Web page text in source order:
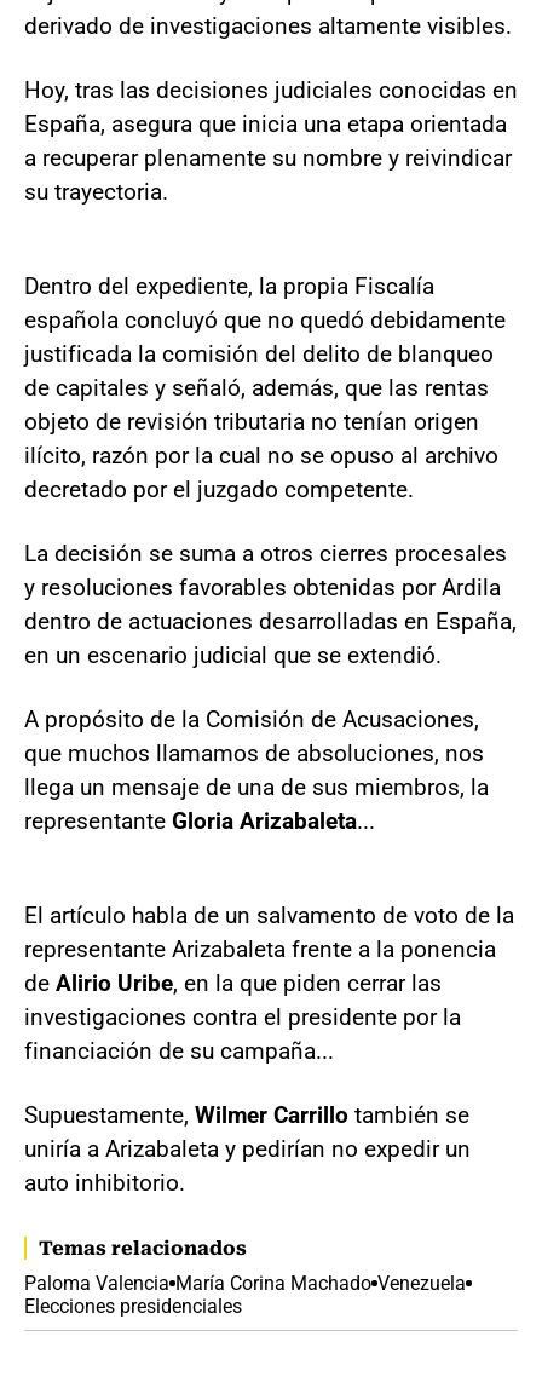
derivado de investigaciones altamente visibles.
Hoy, tras las decisiones judiciales conocidas en
España, asegura que inicia una etapa orientada
a recuperar plenamente su nombre y reivindicar
su trayectoria.
Dentro del expediente, la propia Fiscalía
española concluyó que no quedó debidamente
justificada la comisión del delito de blanqueo
de capitales y señaló, además, que las rentas
objeto de revisión tributaria no tenían origen
ilícito, razón por la cual no se opuso al archivo
decretado por el juzgado competente.
La decisión se suma a otros cierres procesales
y resoluciones favorables obtenidas por Ardila
dentro de actuaciones desarrolladas en España,
en un escenario judicial que se extendió.
A propósito de la Comisión de Acusaciones,
que muchos llamamos de absoluciones, nos
llega un mensaje de una de sus miembros, la
representante Gloria Arizabaleta...
El artículo habla de un salvamento de voto de la
representante Arizabaleta frente a la ponencia
de Alirio Uribe, en la que piden cerrar las
investigaciones contra el presidente por la
financiación de su campaña...
Supuestamente, Wilmer Carrillo también se
uniría a Arizabaleta y pedirían no expedir un
auto inhibitorio.
Temas relacionados
Paloma Valencia María Corina Machado Venezuela
Elecciones presidenciales